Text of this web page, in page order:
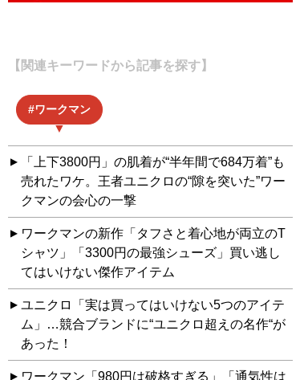
【関連キーワードから記事を探す】
ワークマン
「上下3800円」の肌着が“半年間で684万着”も
売れたワケ。王者ユニクロの“隙を突いた”ワー
クマンの会心の一撃
ワークマンの新作「タフさと着心地が両立のT
シャツ」「3300円の最強シューズ」買い逃し
てはいけない傑作アイテム
ユニクロ「実は買ってはいけない5つのアイテ
ム」…競合ブランドに“ユニクロ超えの名作“が
あった！
ワークマン「980円は破格すぎる」「通気性は